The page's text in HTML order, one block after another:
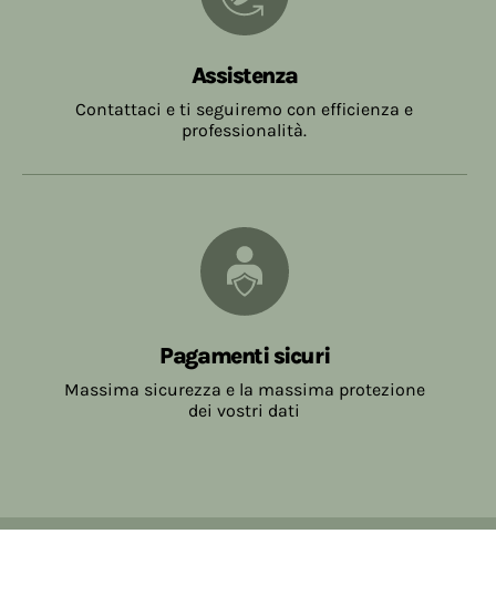
Assistenza
Contattaci e ti seguiremo con efficienza e
professionalità.
Pagamenti sicuri
Massima sicurezza e la massima protezione
dei vostri dati